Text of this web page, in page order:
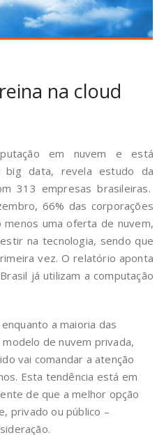
na cloud
em nuvem e está
big data, revela estudo da
313 empresas brasileiras.
66% das corporações
uma oferta de nuvem,
na tecnologia, sendo que
vez. O relatório aponta
já utilizam a computação
a maioria das
de nuvem privada,
vai comandar a atenção
Esta tendência está em
de que a melhor opção
privado ou público –